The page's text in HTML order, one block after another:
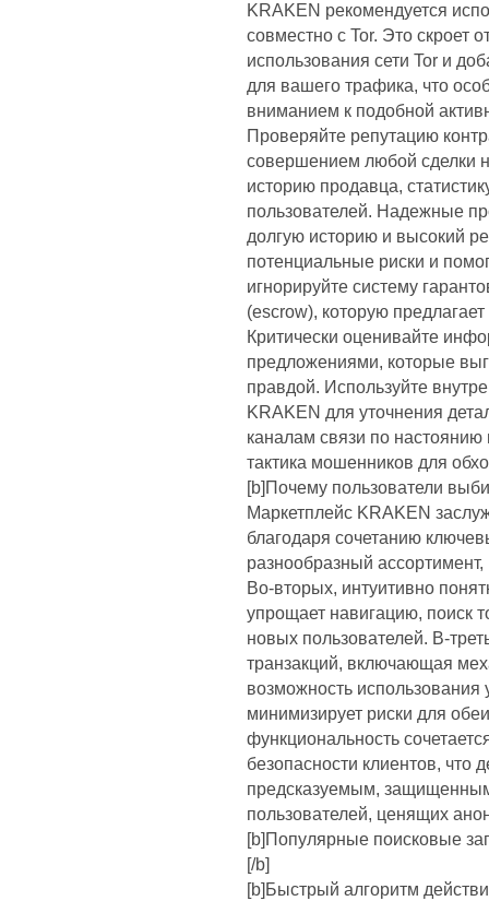
KRAKEN рекомендуется
совместно с Tor. Это скроет
использования сети Tor и
для вашего трафика, что
вниманием к подобной
Проверяйте репутацию
совершением любой сделки
историю продавца,
пользователей. Надежные
долгую историю и высокий
потенциальные риски и
игнорируйте систему
(escrow), которую
Критически оценивайте
предложениями, которые
правдой. Используйте
KRAKEN для уточнения
каналам связи по настоянию
тактика мошенников для
[b]Почему пользователи
Маркетплейс KRAKEN
благодаря сочетанию
разнообразный
Во-вторых, интуитивно
упрощает навигацию, поиск
новых пользователей. В-
транзакций, включающая
возможность использования
минимизирует риски для
функциональность
безопасности клиентов, что
предсказуемым,
пользователей, ценящих
[b]Популярные поисковые
[/b]
[b]Быстрый алгоритм